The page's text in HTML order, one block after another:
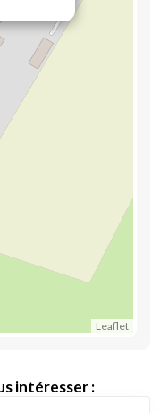
Leaflet
intéresser :